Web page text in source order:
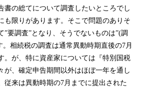
書の総てについて調査したいところでし
も限りがあります。そこで問題のありそ
”要調査”となり、そうでないものは”(調
相続税の調査は通常異動時期直後の7月
。が、特に資産家については『特別国税
が、確定申告期間以外はほぼ一年を通し
従来は異動時期の7月までに提出された